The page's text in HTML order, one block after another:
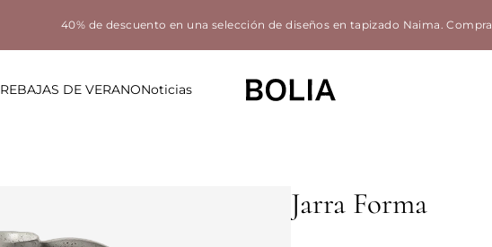
40% de descuento en una selección de diseños en tapizado Naima.
REBAJAS DE VERANONoticias
Jarra Forma